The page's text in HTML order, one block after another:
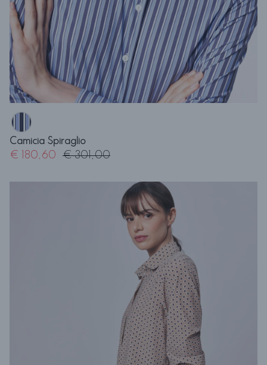
Camicia Spiraglio
€ 180,60 € 301,00